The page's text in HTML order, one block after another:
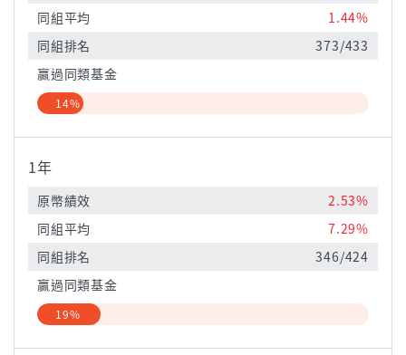
同組平均
1.44%
同組排名
373/433
贏過同類基金
14%
1年
原幣績效
2.53%
同組平均
7.29%
同組排名
346/424
贏過同類基金
19%